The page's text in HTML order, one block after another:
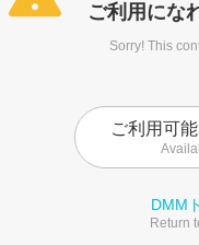
ご利用にな
Sorry! This
ご利用可
DMM
Return